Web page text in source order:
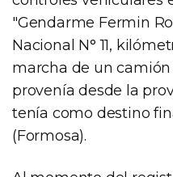
"Gendarme Fermin
Nacional N° 11,
marcha de un
provenía desde la
tenía como destino
(Formosa).